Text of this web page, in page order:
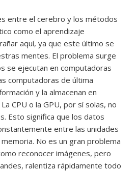
entre el cerebro y los métodos
como el aprendizaje
aquí, ya que este último se
mentes. El problema surge
se ejecutan en computadoras
computadoras de última
y la almacenan en
CPU o la GPU, por sí solas, no
Esto significa que los datos
entre las unidades
No es un gran problema
reconocer imágenes, pero
ralentiza rápidamente todo